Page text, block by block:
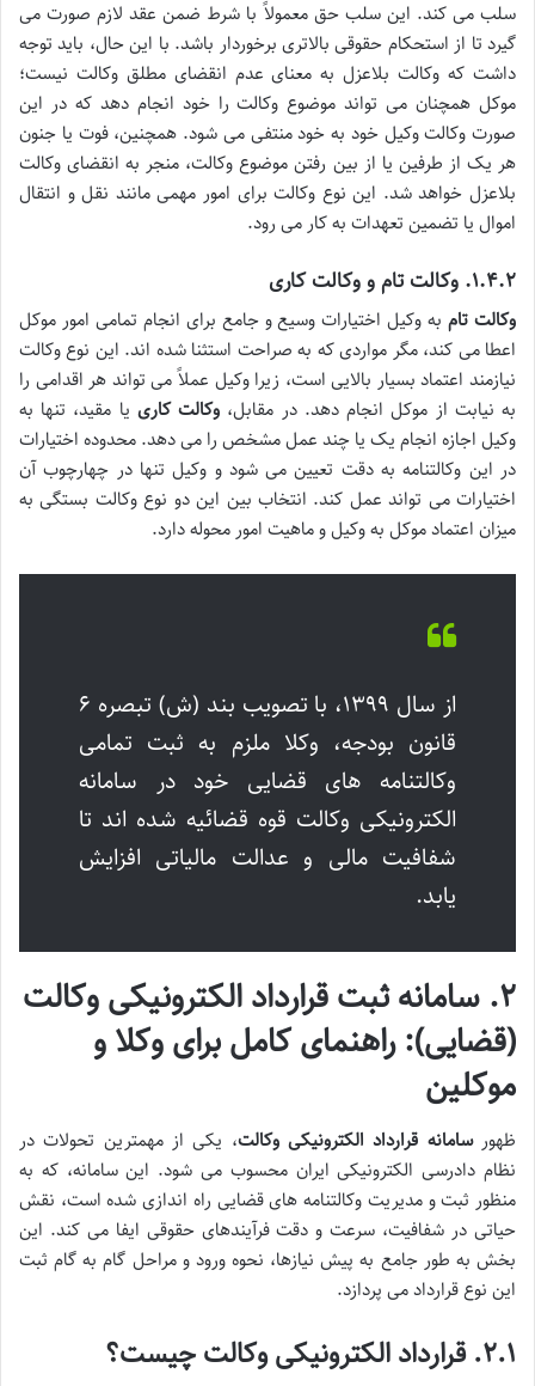
سلب می کند. این سلب حق معمولاً با شرط ضمن عقد لازم صورت می
گیرد تا از استحکام حقوقی بالاتری برخوردار باشد. با این حال، باید توجه
داشت که وکالت بلاعزل به معنای عدم انقضای مطلق وکالت نیست؛
موکل همچنان می تواند موضوع وکالت را خود انجام دهد که در این
صورت وکالت وکیل خود به خود منتفی می شود. همچنین، فوت یا جنون
هر یک از طرفین یا از بین رفتن موضوع وکالت، منجر به انقضای وکالت
بلاعزل خواهد شد. این نوع وکالت برای امور مهمی مانند نقل و انتقال
اموال یا تضمین تعهدات به کار می رود.
۱.۴.۲. وکالت تام و وکالت کاری
وکالت تامبه وکیل اختیارات وسیع و جامع برای انجام تمامی امور موکل
اعطا می کند، مگر مواردی که به صراحت استثنا شده اند. این نوع وکالت
نیازمند اعتماد بسیار بالایی است، زیرا وکیل عملاً می تواند هر اقدامی را
به نیابت از موکل انجام دهد. در مقابل، وکالت کاری یا مقید، تنها به
وکیل اجازه انجام یک یا چند عمل مشخص را می دهد. محدوده اختیارات
در این وکالتنامه به دقت تعیین می شود و وکیل تنها در چهارچوب آن
اختیارات می تواند عمل کند. انتخاب بین این دو نوع وکالت بستگی به
میزان اعتماد موکل به وکیل و ماهیت امور محوله دارد.
از سال ۱۳۹۹، با تصویب بند (ش) تبصره ۶
قانون بودجه، وکلا ملزم به ثبت تمامی
وکالتنامه های قضایی خود در سامانه
الکترونیکی وکالت قوه قضائیه شده اند تا
شفافیت مالی و عدالت مالیاتی افزایش
یابد.
۲. سامانه ثبت قرارداد الکترونیکی وکالت
(قضایی): راهنمای کامل برای وکلا و
موکلین
ظهورسامانه قرارداد الکترونیکی وکالت، یکی از مهمترین تحولات در
نظام دادرسی الکترونیکی ایران محسوب می شود. این سامانه، که به
منظور ثبت و مدیریت وکالتنامه های قضایی راه اندازی شده است، نقش
حیاتی در شفافیت، سرعت و دقت فرآیندهای حقوقی ایفا می کند. این
بخش به طور جامع به پیش نیازها، نحوه ورود و مراحل گام به گام ثبت
این نوع قرارداد می پردازد.
۲.۱. قرارداد الکترونیکی وکالت چیست؟